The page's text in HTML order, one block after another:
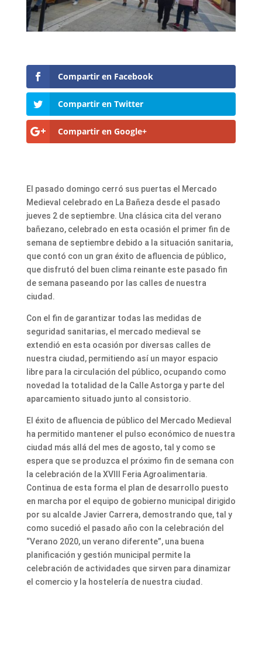
Compartir en Facebook
Compartir en Twitter
Compartir en Google+
El pasado domingo cerró sus puertas el Mercado
Medieval celebrado en La Bañeza desde el pasado
jueves 2 de septiembre. Una clásica cita del verano
bañezano, celebrado en esta ocasión el primer fin de
semana de septiembre debido a la situación sanitaria,
que contó con un gran éxito de afluencia de público,
que disfrutó del buen clima reinante este pasado fin
de semana paseando por las calles de nuestra
ciudad.
Con el fin de garantizar todas las medidas de
seguridad sanitarias, el mercado medieval se
extendió en esta ocasión por diversas calles de
nuestra ciudad, permitiendo así un mayor espacio
libre para la circulación del público, ocupando como
novedad la totalidad de la Calle Astorga y parte del
aparcamiento situado junto al consistorio.
El éxito de afluencia de público del Mercado Medieval
ha permitido mantener el pulso económico de nuestra
ciudad más allá del mes de agosto, tal y como se
espera que se produzca el próximo fin de semana con
la celebración de la XVIII Feria Agroalimentaria.
Continua de esta forma el plan de desarrollo puesto
en marcha por el equipo de gobierno municipal dirigido
por su alcalde Javier Carrera, demostrando que, tal y
como sucedió el pasado año con la celebración del
“Verano 2020, un verano diferente”, una buena
planificación y gestión municipal permite la
celebración de actividades que sirven para dinamizar
el comercio y la hostelería de nuestra ciudad.